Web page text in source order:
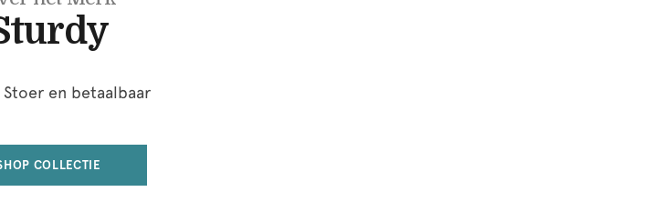
Stoer en betaalbaar
COLLECTIE